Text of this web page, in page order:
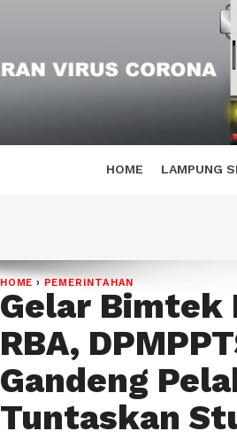
HOME LAMPUNG
HOME › PEMERINTAHAN
Gelar Bimtek
RBA,
Gandeng
Tuntaskan